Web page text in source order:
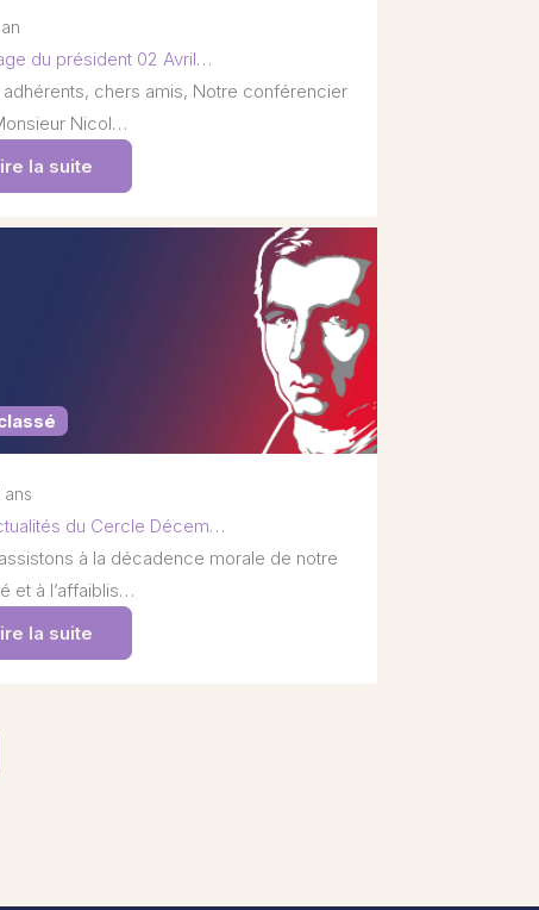
du président 02 Avril…
adhérents, chers amis, Notre conférencier
Nicol…
la suite
ans
du Cercle Décem…
à la décadence morale de notre
et à l’affaiblis…
la suite